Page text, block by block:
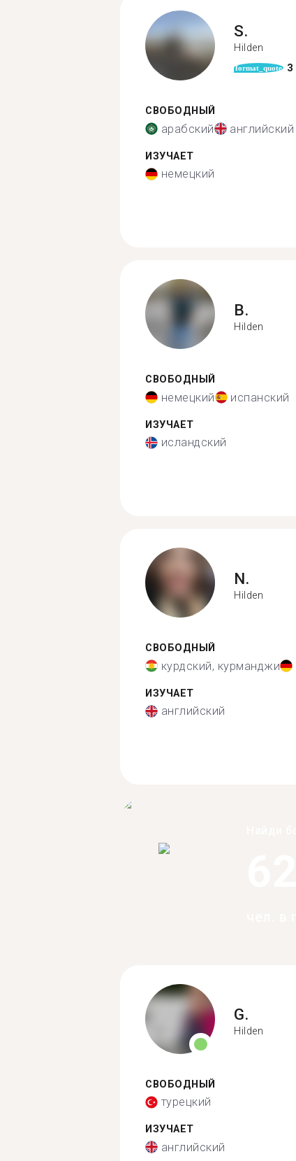
S.
Hilden
format_quote 3
СВОБОДНЫЙ
арабский английский
ИЗУЧАЕТ
немецкий
B.
Hilden
СВОБОДНЫЙ
немецкий испанский
ИЗУЧАЕТ
исландский
N.
Hilden
СВОБОДНЫЙ
курдский, курманджи
ИЗУЧАЕТ
английский
G.
Hilden
СВОБОДНЫЙ
турецкий
ИЗУЧАЕТ
английский